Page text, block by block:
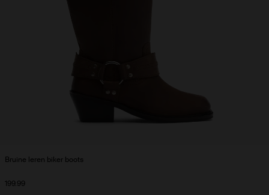
Bruine leren biker boots
199.99